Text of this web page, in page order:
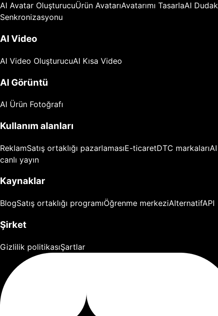
AI Avatar OluşturucuÜrün AvatarıAvatarımı TasarlaAI Dudak
Senkronizasyonu
AI Video
AI Video OluşturucuAI Kısa Video
AI Görüntü
AI Ürün Fotoğrafı
Kullanım alanları
ReklamSatış ortaklığı pazarlamasıE-ticaretDTC markalarıAI
canlı yayın
Kaynaklar
BlogSatış ortaklığı programıÖğrenme merkeziAlternatifAPI
Şirket
Gizlilik politikasıŞartlar